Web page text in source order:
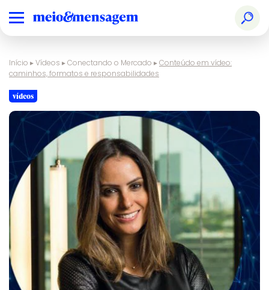
Início ▸Vídeos ▸Conectando o Mercado ▸Conteúdo em vídeo:
caminhos, formatos e responsabilidades
vídeos